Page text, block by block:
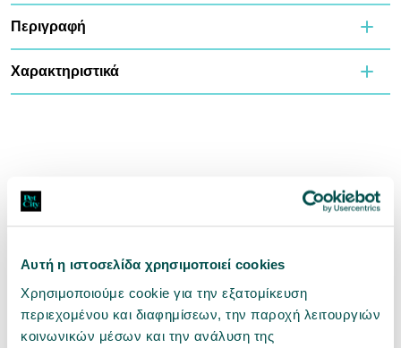
Αυτή η ιστοσελίδα χρησιμοποιεί cookies
Χρησιμοποιούμε cookie για την εξατομίκευση
περιεχομένου και διαφημίσεων, την παροχή λειτουργιών
κοινωνικών μέσων και την ανάλυση της
Περιγραφή
Χαρακτηριστικά